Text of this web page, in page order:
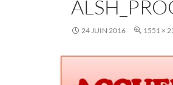
24 JUIN 2016 1551 ×